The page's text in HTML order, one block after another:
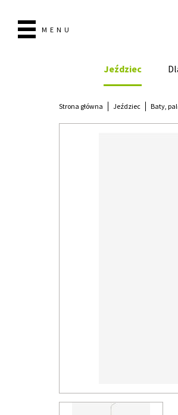
MENU
Jeździec
Strona główna Jeździec Baty,